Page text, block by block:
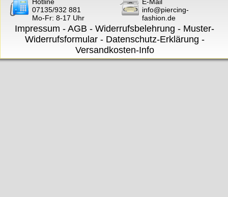
07135/932 881
Mo-Fr: 8-17 Uhr
info@piercing-
fashion.de
Impressum - AGB - Widerrufsbelehrung - Muster-
Widerrufsformular- Datenschutz-Erklärung -
Versandkosten-Info